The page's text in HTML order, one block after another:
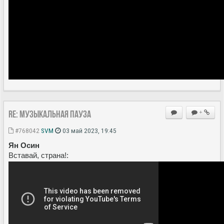
+
Re: Музыкальная пауза
#768042 SVM 03 май 2023, 19:45
Ян Осин
Вставай, страна!: